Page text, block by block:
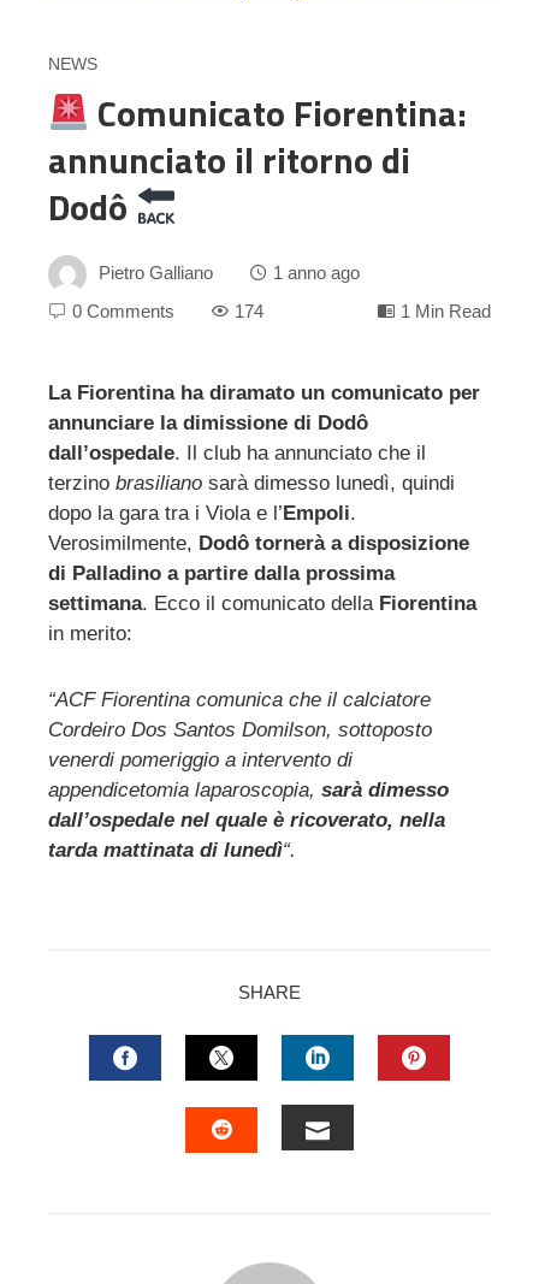
NEWS
Comunicato Fiorentina:
annunciato il ritorno di
Dodô
Pietro Galliano
1 anno ago
0 Comments
174 1 Min Read
La Fiorentina ha diramato un comunicato per
annunciare la dimissione di Dodô
dall’ospedale. Il club ha annunciato che il
terzino brasiliano sarà dimesso lunedì, quindi
dopo la gara tra i Viola e l’Empoli.
Verosimilmente, Dodô tornerà a disposizione
di Palladino a partire dalla prossima
settimana. Ecco il comunicato della Fiorentina
in merito:
“ACF Fiorentina comunica che il calciatore
Cordeiro Dos Santos Domilson, sottoposto
venerdi pomeriggio a intervento di
appendicetomia laparoscopia, sarà dimesso
dall’ospedale nel quale è ricoverato, nella
tarda mattinata di lunedì“.
SHARE
FACEBOOKTWITTERLINKEDIN